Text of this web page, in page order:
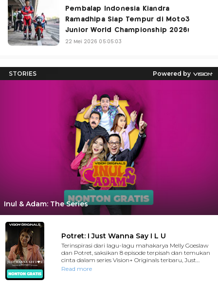
Pembalap Indonesia Kiandra
Ramadhipa Siap Tempur di Moto3
Junior World Championship 2026!
22 Mei 2026 05:05:03